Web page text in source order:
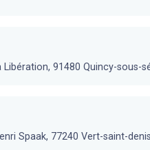
Libération, 91480 Quincy-sous-
Spaak, 77240 Vert-saint-denis